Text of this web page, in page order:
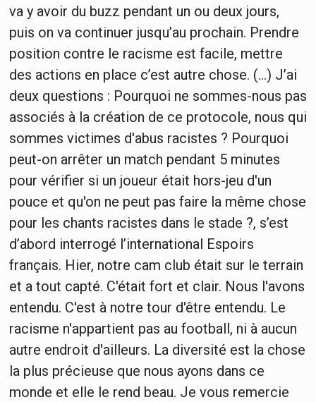
va y avoir du buzz pendant un ou deux jours,
puis on va continuer jusqu’au prochain. Prendre
position contre le racisme est facile, mettre
des actions en place c’est autre chose. (…) J’ai
deux questions : Pourquoi ne sommes-nous pas
associés à la création de ce protocole, nous qui
sommes victimes d'abus racistes ? Pourquoi
peut-on arrêter un match pendant 5 minutes
pour vérifier si un joueur était hors-jeu d'un
pouce et qu'on ne peut pas faire la même chose
pour les chants racistes dans le stade ?, s’est
d’abord interrogé l’international Espoirs
français. Hier, notre cam club était sur le terrain
et a tout capté. C'était fort et clair. Nous l'avons
entendu. C'est à notre tour d'être entendu. Le
racisme n'appartient pas au football, ni à aucun
autre endroit d'ailleurs. La diversité est la chose
la plus précieuse que nous ayons dans ce
monde et elle le rend beau. Je vous remercie